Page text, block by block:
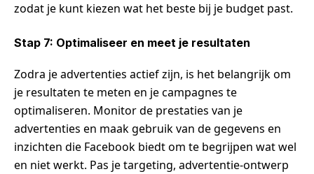
zodat je kunt kiezen wat het beste bij je budget past.
Stap 7: Optimaliseer en meet je resultaten
Zodra je advertenties actief zijn, is het belangrijk om
je resultaten te meten en je campagnes te
optimaliseren. Monitor de prestaties van je
advertenties en maak gebruik van de gegevens en
inzichten die Facebook biedt om te begrijpen wat wel
en niet werkt. Pas je targeting, advertentie-ontwerp